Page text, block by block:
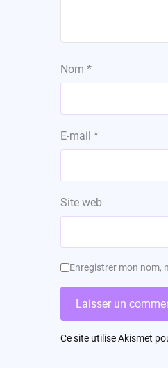
Nom *
E-mail *
Site web
Enregistrer mon nom,
Ce site utilise Akismet